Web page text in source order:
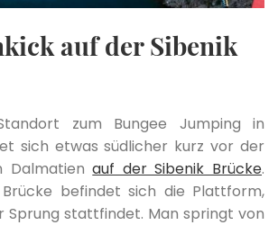
auf der Sibenik
zum Bungee Jumping in
sich etwas südlicher kurz vor der
Dalmatienauf der Sibenik Brücke.
befindet sich die Plattform,
Sprung stattfindet. Man springt von